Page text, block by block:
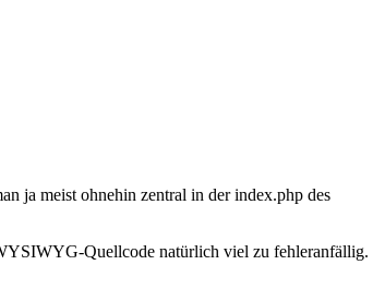
ja meist ohnehin zentral in der index.php des
Quellcode natürlich viel zu fehleranfällig.